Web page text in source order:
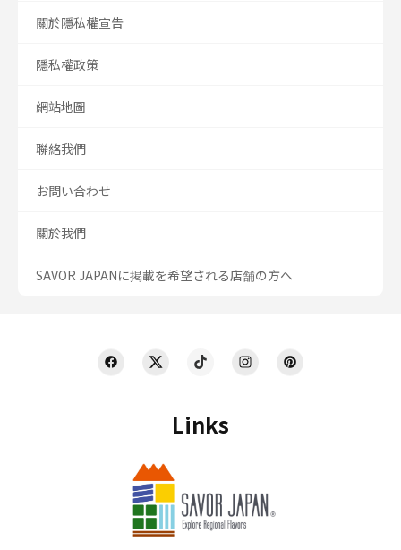
Links
關於隱私權宣告
隱私權政策
網站地圖
聯絡我們
お問い合わせ
關於我們
SAVOR JAPANに掲載を希望される店舗の方へ